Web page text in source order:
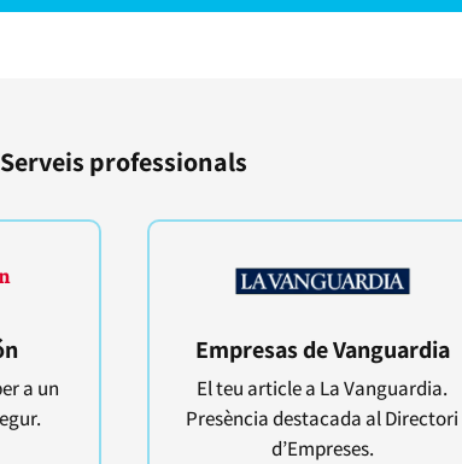
Serveis professionals
a un
Empresas de Vanguardia
El teu article a La Vanguardia.
Presència destacada al Directori
d’Empreses.